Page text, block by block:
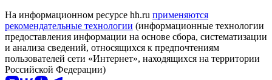
На информационном ресурсе hh.ru применяются
рекомендательные технологии (информационные технологии
предоставления информации на основе сбора, систематизации
и анализа сведений, относящихся к предпочтениям
пользователей сети «Интернет», находящихся на территории
Российской Федерации)